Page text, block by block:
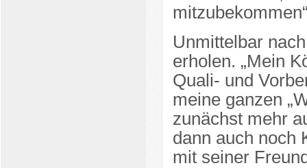
Unmittelbar
erholen. „Mein
Quali- und
meine ganzen
zunächst mehr
dann auch noch
mit seiner